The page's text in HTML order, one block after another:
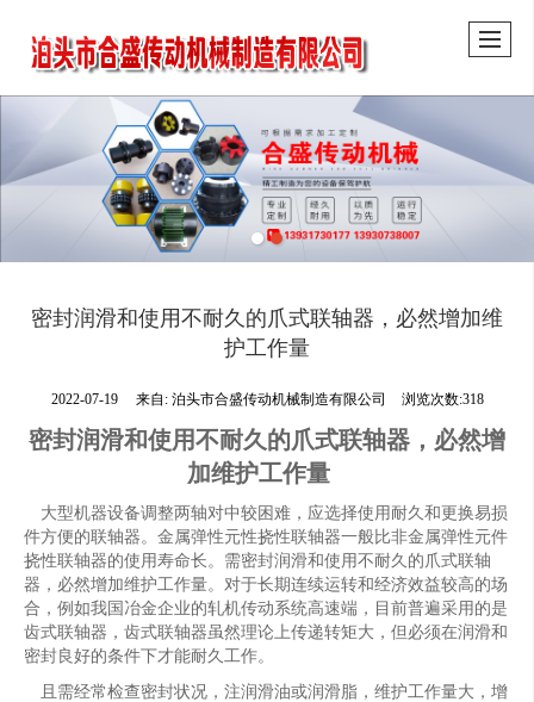
密封润滑和使用不耐久的爪式联轴器，必然增加维
护工作量
2022-07-19 来自: 泊头市合盛传动机械制造有限公司 浏览次数:318
密封润滑和使用不耐久的爪式联轴器，必然增
加维护工作量
大型机器设备调整两轴对中较困难，应选择使用耐久和更换易损
件方便的联轴器。金属弹性元性挠性联轴器一般比非金属弹性元件
挠性联轴器的使用寿命长。需密封润滑和使用不耐久的爪式联轴
器，必然增加维护工作量。对于长期连续运转和经济效益较高的场
合，例如我国冶金企业的轧机传动系统高速端，目前普遍采用的是
齿式联轴器，齿式联轴器虽然理论上传递转矩大，但必须在润滑和
密封良好的条件下才能耐久工作。
且需经常检查密封状况，注润滑油或润滑脂，维护工作量大，增